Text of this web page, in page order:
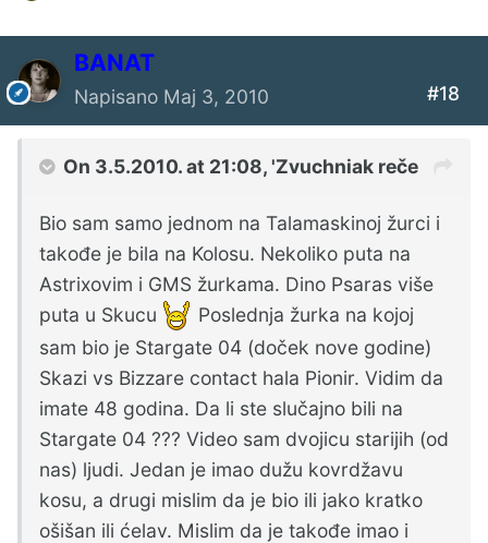
BANAT
Napisano Maj 3, 2010 #18
On 3.5.2010. at 21:08, 'Zvuchniak reče
Bio sam samo jednom na Talamaskinoj žurci i
takođe je bila na Kolosu. Nekoliko puta na
Astrixovim i GMS žurkama. Dino Psaras više
puta u Skucu
Poslednja žurka na kojoj
sam bio je Stargate 04 (doček nove godine)
Skazi vs Bizzare contact hala Pionir. Vidim da
imate 48 godina. Da li ste slučajno bili na
Stargate 04 ??? Video sam dvojicu starijih (od
nas) ljudi. Jedan je imao dužu kovrdžavu
kosu, a drugi mislim da je bio ili jako kratko
ošišan ili ćelav. Mislim da je takođe imao i